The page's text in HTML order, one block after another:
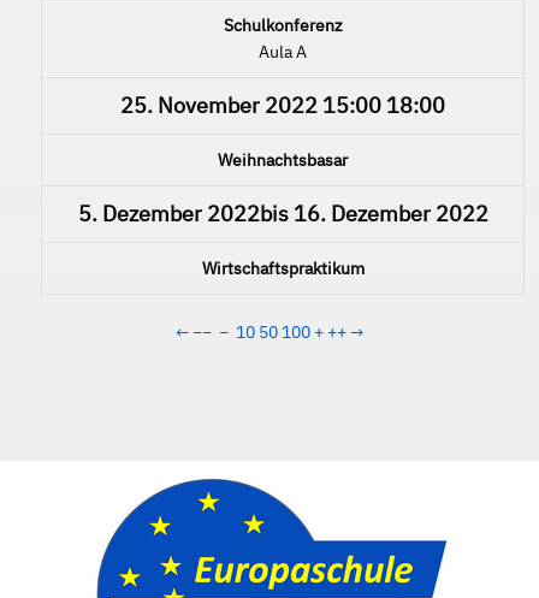
Schulkonferenz
Aula A
25. November 2022 15:00 18:00
Weihnachtsbasar
5. Dezember 2022bis 16. Dezember 2022
Wirtschaftspraktikum
← −− − 10 50 100 + ++→